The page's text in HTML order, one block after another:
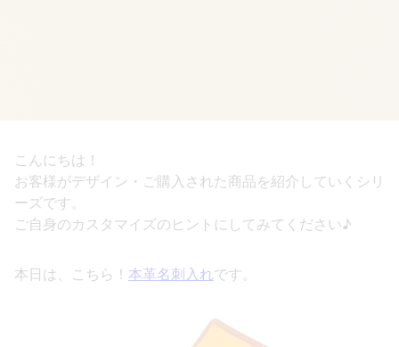
こんにちは！
お客様がデザイン・ご購入された商品を紹介していくシリ
ーズです。
ご自身のカスタマイズのヒントにしてみてください♪
本日は、こちら！ 本革名刺入れです。